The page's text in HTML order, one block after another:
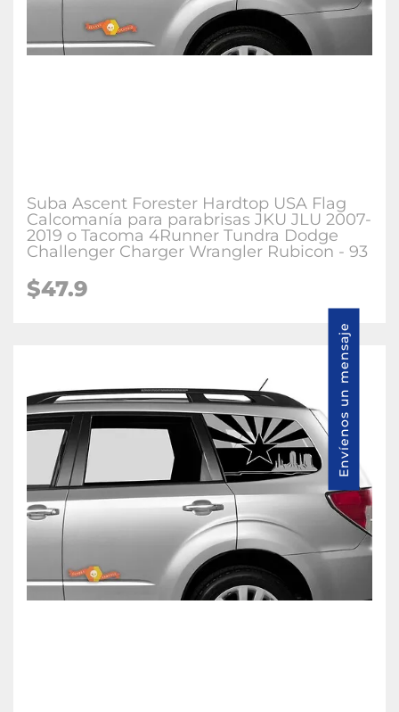
Suba Ascent Forester Hardtop USA Flag
Calcomanía para parabrisas JKU JLU 2007-
2019 o Tacoma 4Runner Tundra Dodge
Challenger Charger Wrangler Rubicon - 93
$47.9
Envíenos un mensaje